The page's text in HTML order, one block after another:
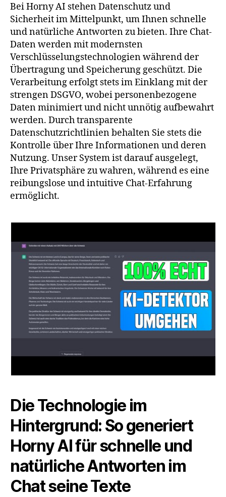
Bei Horny AI stehen Datenschutz und
Sicherheit im Mittelpunkt, um Ihnen schnelle
und natürliche Antworten zu bieten. Ihre Chat-
Daten werden mit modernsten
Verschlüsselungstechnologien während der
Übertragung und Speicherung geschützt. Die
Verarbeitung erfolgt stets im Einklang mit der
strengen DSGVO, wobei personenbezogene
Daten minimiert und nicht unnötig aufbewahrt
werden. Durch transparente
Datenschutzrichtlinien behalten Sie stets die
Kontrolle über Ihre Informationen und deren
Nutzung. Unser System ist darauf ausgelegt,
Ihre Privatsphäre zu wahren, während es eine
reibungslose und intuitive Chat-Erfahrung
ermöglicht.
Die Technologie im
Hintergrund: So generiert
Horny AI für schnelle und
natürliche Antworten im
Chat seine Texte